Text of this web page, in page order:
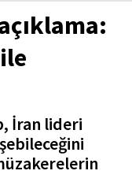
İran lideri